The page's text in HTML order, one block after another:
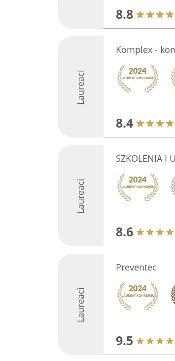
8.8
Laureaci
Komplex -
8.4
Laureaci
SZKOLENIA I
8.6
Laureaci
Preventec
9.5